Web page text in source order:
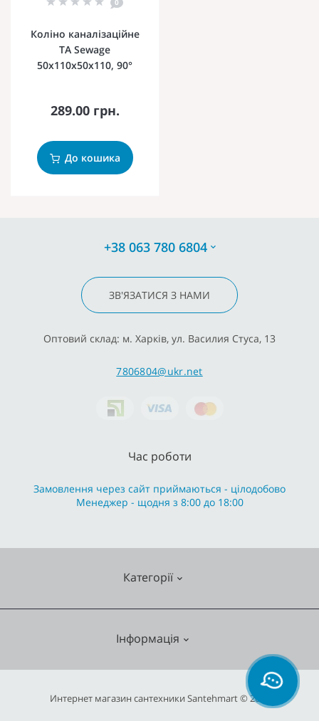
0
Коліно каналізаційне
TA Sewage
50х110х50х110, 90°
289.00 грн.
До кошика
+38 063 780 6804
ЗВ'ЯЗАТИСЯ З НАМИ
Оптовий склад: м. Харків, ул. Василия Стуса, 13
7806804@ukr.net
Категорії
Інформація
Час роботи
Замовлення через сайт приймаються - цілодобово
Менеджер - щодня з 8:00 до 18:00
Интернет магазин сантехники Santehmart © 2026